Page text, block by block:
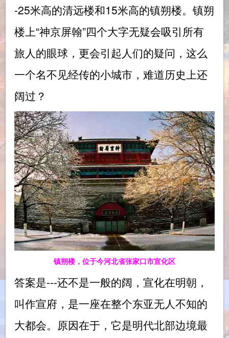
-25米高的清远楼和15米高的镇朔楼。镇朔
楼上“神京屏翰”四个大字无疑会吸引所有
旅人的眼球，更会引起人们的疑问，这么
一个名不见经传的小城市，难道历史上还
阔过？
镇朔楼，位于今河北省张家口市宣化区
答案是---还不是一般的阔，宣化在明朝，
叫作宣府，是一座在整个东亚无人不知的
大都会。原因在于，它是明代北部边境最